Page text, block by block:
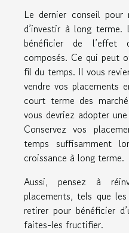
Le dernier conseil
d’investir à long
bénéficier de l’effet
composés. Ce qui peut
fil du temps. Il vous
vendre vos placements
court terme des
vous devriez adopter
Conservez vos
temps suffisamment
croissance à long terme.
Aussi, pensez à
placements, tels que
retirer pour bénéficier
faites-les fructifier.